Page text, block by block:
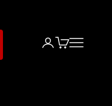
ログイン
カートメニュー